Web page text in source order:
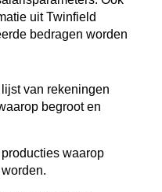
uit Twinfield
bedragen worden
lijst van rekeningen
begroot en
waarop